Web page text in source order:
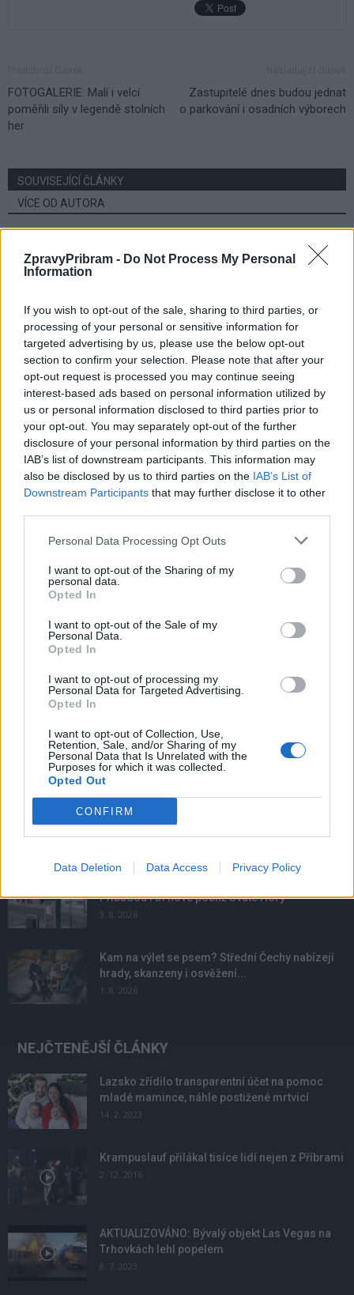
ZpravyPribram - Do Not Process My Personal
Information
If you wish to opt-out of the sale, sharing to third parties, or
processing of your personal or sensitive information for
targeted advertising by us, please use the below opt-out
section to confirm your selection. Please note that after your
opt-out request is processed you may continue seeing
interest-based ads based on personal information utilized by
us or personal information disclosed to third parties prior to
your opt-out. You may separately opt-out of the further
disclosure of your personal information by third parties on the
IAB’s list of downstream participants. This information may
also be disclosed by us to third parties on the IAB’s List of
Downstream Participants that may further disclose it to other
Personal Data Processing Opt Outs
I want to opt-out of the Sharing of my
personal data.
Opted In
I want to opt-out of the Sale of my
Personal Data.
Opted In
I want to opt-out of processing my
Personal Data for Targeted Advertising.
Opted In
I want to opt-out of Collection, Use,
Retention, Sale, and/or Sharing of my
Personal Data that Is Unrelated with the
Purposes for which it was collected.
Opted Out
CONFIRM
Data Deletion Data Access Privacy Policy
FOTOGALERIE: Malí i velcí
poměřili síly v legendě stolních
her
Zastupitelé dnes budou jednat
o parkování i osadních výborech
SOUVISEJÍCÍ ČLÁNKY
VÍCE OD AUTORA
Většina koupališť na Příbramsku nabízí
výborné podmínky. Horší voda je jen na
Zpravodajství
Příbram modernizuje parkovací automaty.
Přibudou i tři nové poblíž Svaté Hory
Zpravodajství
Středočeský kraj upravil pravidla soutěže.
Obce nově získají body i za předcházení
vzniku odpadu
NOVINKY
Většina koupališť na Příbramsku nabízí výborné
podmínky. Horší voda je jen...
4. 8. 2026
Přibudou i tři nové poblíž Svaté Hory
3. 8. 2026
Kam na výlet se psem? Střední Čechy nabízejí
hrady, skanzeny i osvěžení...
1. 8. 2026
NEJČTENĚJŠÍ ČLÁNKY
Lazsko zřídilo transparentní účet na pomoc
mladé mamince, náhle postižené mrtvicí
14. 2. 2023
Krampuslauf přilákal tisíce lidí nejen z Příbrami
2. 12. 2016
AKTUALIZOVÁNO: Bývalý objekt Las Vegas na
Trhovkách lehl popelem
8. 7. 2023